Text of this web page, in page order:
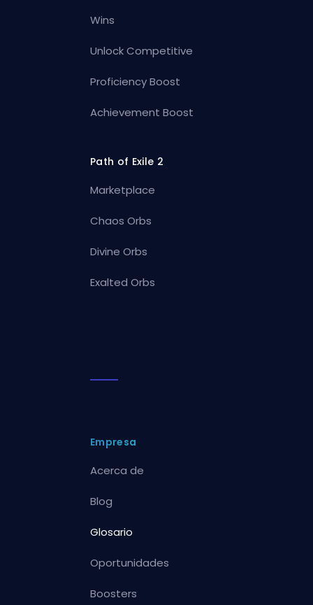
Wins
Unlock Competitive
Proficiency Boost
Achievement Boost
Path of Exile 2
Marketplace
Chaos Orbs
Divine Orbs
Exalted Orbs
Empresa
Acerca de
Blog
Glosario
Oportunidades
Boosters